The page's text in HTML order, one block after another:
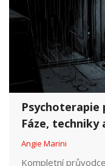
Psychoterapie
Fáze, techniky
Angie Marini
Kompletní